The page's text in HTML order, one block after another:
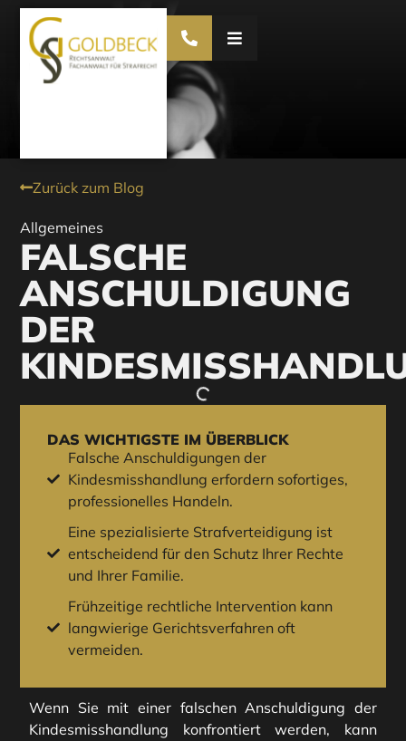
Zurück zum Blog
Allgemeines
FALSCHE
ANSCHULDIGUNG
DER
DAS WICHTIGSTE IM ÜBERBLICK
Falsche Anschuldigungen der
Kindesmisshandlung erfordern sofortiges,
professionelles Handeln.
Eine spezialisierte Strafverteidigung ist
entscheidend für den Schutz Ihrer Rechte
und Ihrer Familie.
Frühzeitige rechtliche Intervention kann
langwierige Gerichtsverfahren oft
vermeiden.
Wenn Sie mit einer falschen Anschuldigung der
Kindesmisshandlung konfrontiert werden, kann